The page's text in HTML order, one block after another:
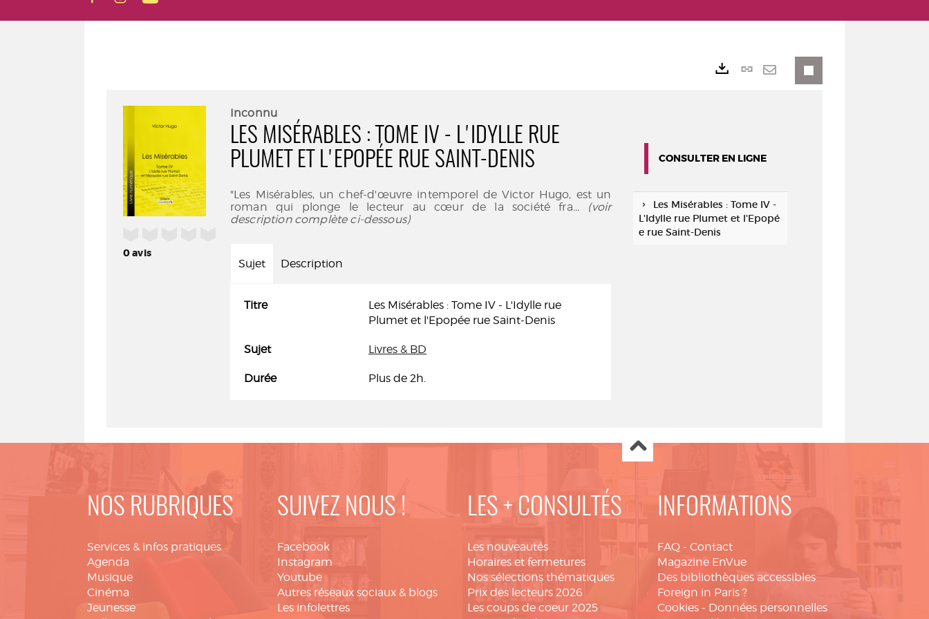
0avis
Inconnu
LES MISÉRABLES : TOME IV - L'IDYLLE RUE
PLUMET ET L'EPOPÉE RUE SAINT-DENIS
"Les Misérables, un chef-d'œuvre intemporel de Victor Hugo, est un
roman qui plonge le lecteur au cœur de la société fra... (voir
description complète ci-dessous)
Sujet Description
Titre
Les Misérables : Tome IV - L'Idylle rue
Plumet et l'Epopée rue Saint-Denis
Sujet Livres & BD
Durée Plus de 2h.
Lien
CONSULTER EN LIGNE
Les Misérables : Tome IV -
L'Idylle rue Plumet et l'Epopé
e rue Saint-Denis
NOS RUBRIQUES
Services & infos pratiques
Agenda
Musique
Cinéma
Jeunesse
SUIVEZ NOUS !
Facebook
Instagram
Youtube
Autres réseaux sociaux & blogs
Les infolettres
LES + CONSULTÉS
Les nouveautés
Horaires et fermetures
Nos sélections thématiques
Prix des lecteurs 2026
Les coups de coeur 2025
INFORMATIONS
FAQ - Contact
Magazine EnVue
Des bibliothèques accessibles
Foreign in Paris ?
Cookies - Données personnelles